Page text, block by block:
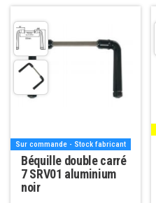
Sur commande - Stock fabricant
Béquille double carré
7 SRV01 aluminium
noir